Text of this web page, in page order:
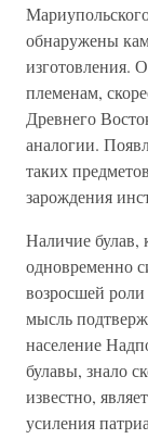
обнаружены
изготовления.
племенам,
Древнего
аналогии.
таких
зарождения
Наличие булав,
одновременно
возросшей
мысль
население
булавы, знало
известно,
усиления